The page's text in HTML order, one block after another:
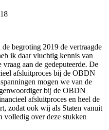
begroting 2019 de vertraagde
ik daar vluchtig kennis van
aan de gedeputeerde. De
afsluitproces bij de OBDN
mogen we van de
bij de OBDN
afsluitproces en heel de
zodat ook wij als Staten vanuit
volledig over deze stukken